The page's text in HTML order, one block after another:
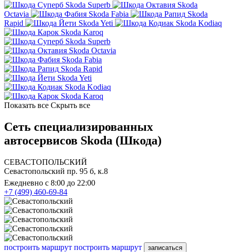
Skoda Superb
Skoda
Octavia
Skoda Fabia
Skoda
Rapid
Skoda Yeti
Skoda Kodiaq
Skoda Karoq
Skoda Superb
Skoda Octavia
Skoda Fabia
Skoda Rapid
Skoda Yeti
Skoda Kodiaq
Skoda Karoq
Показать все Скрыть все
Сеть специализированных
автосервисов Skoda (Шкода)
СЕВАСТОПОЛЬСКИЙ
Севастопольский пр. 95 б, к.8
Ежедневно с 8:00 до 22:00
+7 (499) 460-69-84
построить маршрут построить маршрут записаться